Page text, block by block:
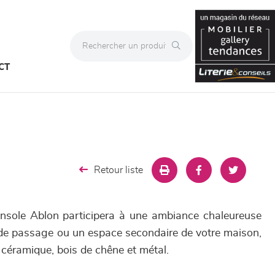
Retour liste
Ablon participera à une ambiance chaleureuse
passage ou un espace secondaire de votre maison,
bois de chêne et métal.